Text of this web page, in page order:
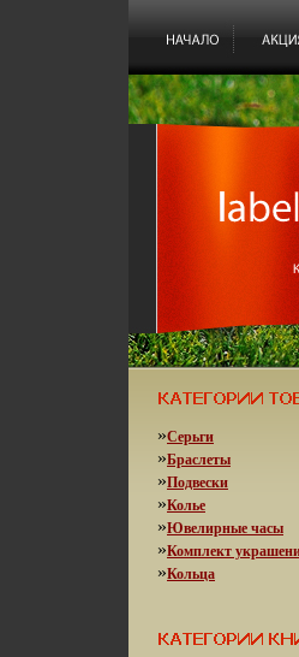
»Серьги
»Браслеты
»Подвески
»Колье
»Ювелирные часы
»Комплект
»Кольца